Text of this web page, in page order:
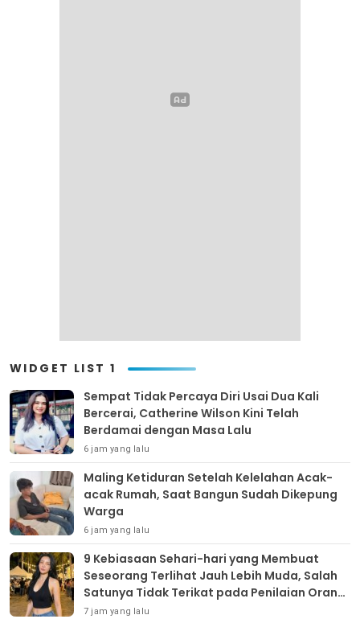
WIDGET LIST 1
Sempat Tidak Percaya Diri Usai Dua Kali
Bercerai, Catherine Wilson Kini Telah
Berdamai dengan Masa Lalu
6 jam yang lalu
Maling Ketiduran Setelah Kelelahan Acak-
acak Rumah, Saat Bangun Sudah Dikepung
Warga
6 jam yang lalu
9 Kebiasaan Sehari-hari yang Membuat
Seseorang Terlihat Jauh Lebih Muda, Salah
Satunya Tidak Terikat pada Penilaian Orang
Lain
7 jam yang lalu